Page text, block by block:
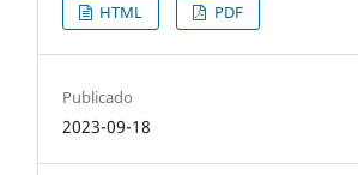
HTML PDF
Publicado
2023-09-18